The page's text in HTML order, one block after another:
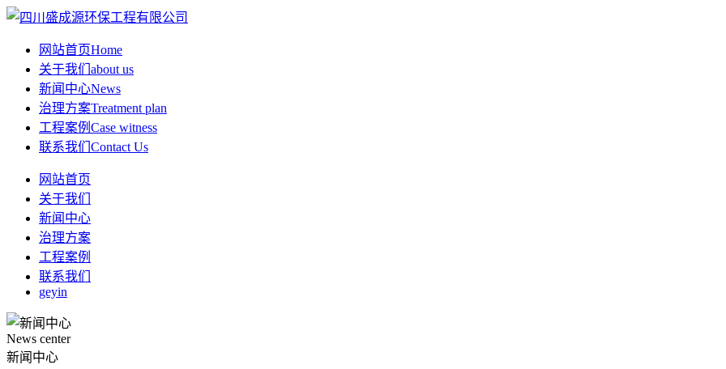
网站首页Home
关于我们 about us
新闻中心News
治理方案Treatment plan
工程案例 Case witness
联系我们 Contact Us
网站首页
关于我们
新闻中心
治理方案
工程案例
联系我们
geyin
News center
新闻中心